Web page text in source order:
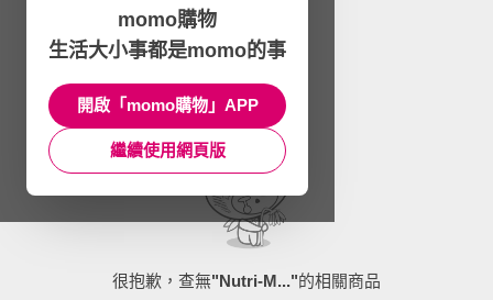
很抱歉，查無"Nutri-M..."的相關商品
momo購物
生活大小事都是momo的事
開啟「momo購物」APP
繼續使用網頁版